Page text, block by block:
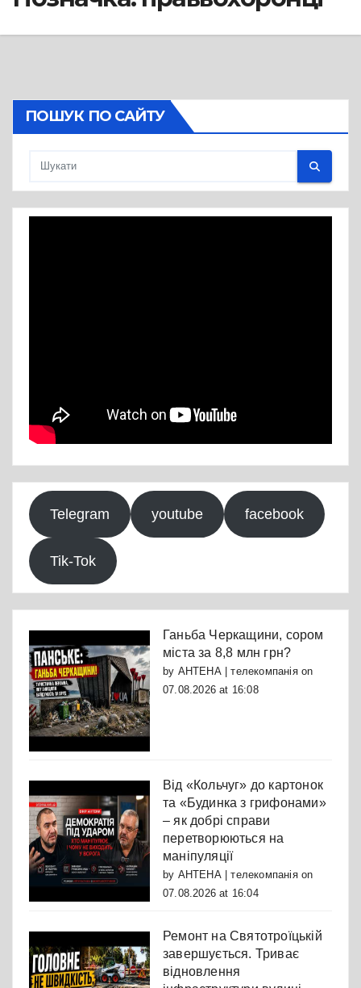
ПОШУК ПО САЙТУ
Telegram youtube facebook
Tik-Tok
Ганьба Черкащини, сором
міста за 8,8 млн грн?
by АНТЕНА | телекомпаніяon
07.08.2026 at 16:08
Від «Кольчуг» до картонок
та «Будинка з грифонами»
– як добрі справи
перетворюються на
маніпуляції
by АНТЕНА | телекомпаніяon
07.08.2026 at 16:04
Ремонт на Святотроїцькій
завершується. Триває
відновлення